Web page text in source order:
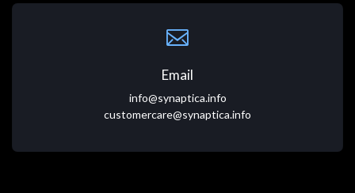
Email
info@synaptica.info
customercare@synaptica.info